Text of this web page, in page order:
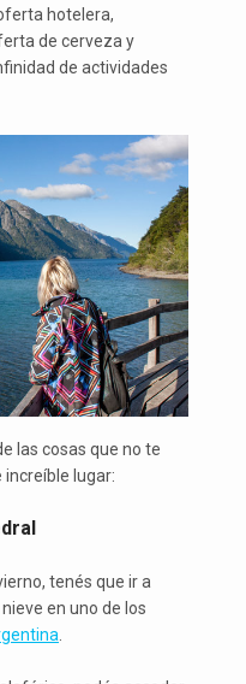
hotelera,
de cerveza y
de actividades
las cosas que no te
lugar:
tenés que ir a
en uno de los